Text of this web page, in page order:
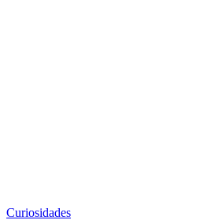
Curiosidades